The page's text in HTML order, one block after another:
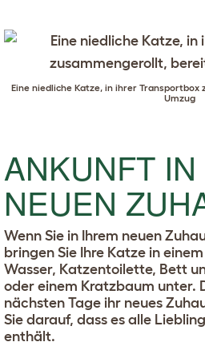
Eine niedliche Katze, in ihrer
Umzug
ANKUNFT
NEUEN
Wenn Sie in Ihrem neuen
bringen Sie Ihre Katze in
Wasser, Katzentoilette, Bett
oder einem Kratzbaum unter.
nächsten Tage ihr neues
Sie darauf, dass es alle
enthält.